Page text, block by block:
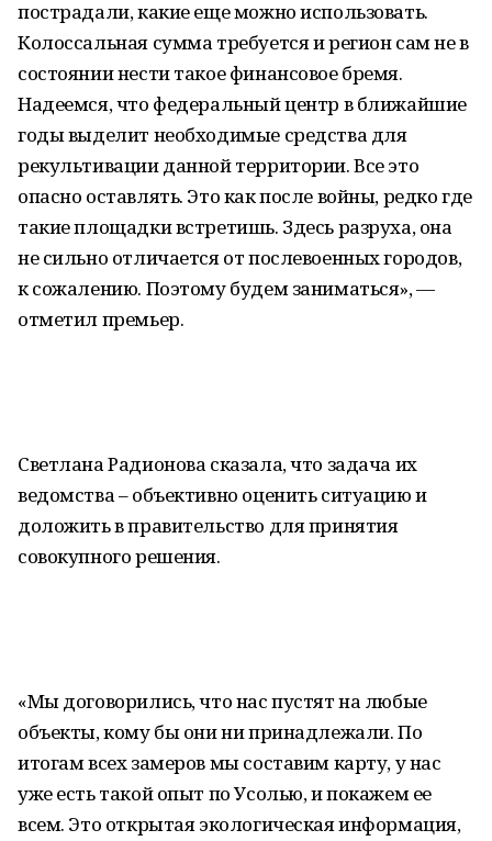
пострадали, какие еще можно использовать.
Колоссальная сумма требуется и регион сам не в
состоянии нести такое финансовое бремя.
Надеемся, что федеральный центр в ближайшие
годы выделит необходимые средства для
рекультивации данной территории. Все это
опасно оставлять. Это как после войны, редко где
такие площадки встретишь. Здесь разруха, она
не сильно отличается от послевоенных городов,
к сожалению. Поэтому будем заниматься», —
отметил премьер.
Светлана Радионова сказала, что задача их
ведомства – объективно оценить ситуацию и
доложить в правительство для принятия
совокупного решения.
«Мы договорились, что нас пустят на любые
объекты, кому бы они ни принадлежали. По
итогам всех замеров мы составим карту, у нас
уже есть такой опыт по Усолью, и покажем ее
всем. Это открытая экологическая информация,